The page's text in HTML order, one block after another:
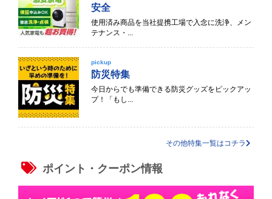
安全
使用済み商品を当社提携工場で入念に洗浄、メン
テナンス・...
pickup
防災特集
今日からでも準備できる防災グッズをピックアッ
プ！「もし...
その他特集一覧はコチラ
ポイント・クーポン情報